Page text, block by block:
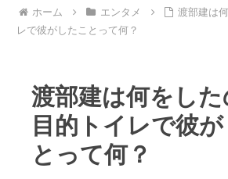
ホーム エンタメ
渡部建は
レで彼がしたことって何？
渡部建は何をした
目的トイレで彼
とって何？